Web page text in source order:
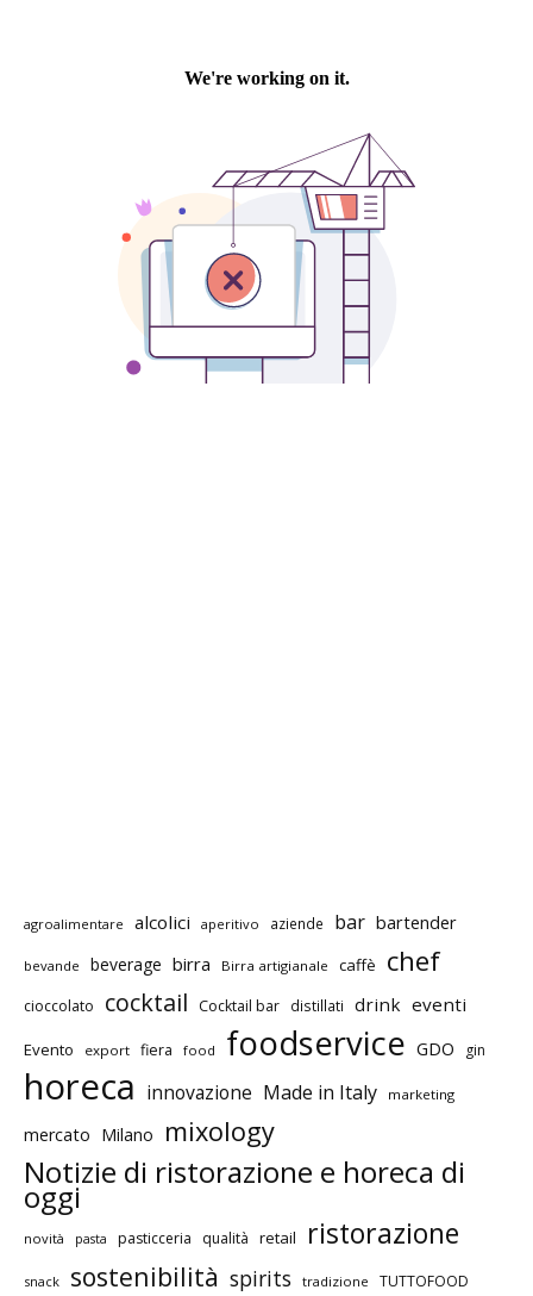
agroalimentare alcolici aperitivo aziende bar bartender
bevande beverage birra Birra artigianale caffè chef
cioccolato cocktail Cocktail bar distillati drink eventi
Evento export fiera food foodservice GDO gin
horeca innovazione Made in Italy marketing
mercato Milano mixology
Notizie di ristorazione e horeca di
oggi
novità pasta pasticceria qualità retail ristorazione
snack sostenibilità spirits tradizione TUTTOFOOD